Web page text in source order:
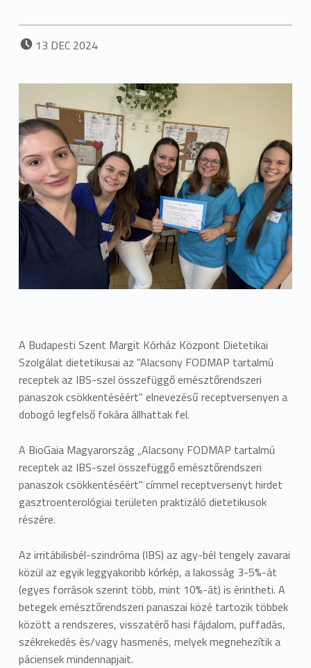
POSTED ON:
13 DEC 2024
A Budapesti Szent Margit Kórház Központ Dietetikai
Szolgálat dietetikusai az "Alacsony FODMAP tartalmú
receptek az IBS-szel összefüggő emésztőrendszeri
panaszok csökkentéséért" elnevezésű receptversenyen a
dobogó legfelső fokára állhattak fel.
A BioGaia Magyarország „Alacsony FODMAP tartalmú
receptek az IBS-szel összefüggő emésztőrendszeri
panaszok csökkentéséért" címmel receptversenyt hirdet
gasztroenterológiai területen praktizáló dietetikusok
részére.
Az irritábilisbél-szindróma (IBS) az agy-bél tengely zavarai
közül az egyik leggyakoribb kórkép, a lakosság 3-5%-át
(egyes források szerint több, mint 10%-át) is érintheti. A
betegek emésztőrendszeri panaszai közé tartozik többek
között a rendszeres, visszatérő hasi fájdalom, puffadás,
székrekedés és/vagy hasmenés, melyek megnehezítik a
páciensek mindennapjait.